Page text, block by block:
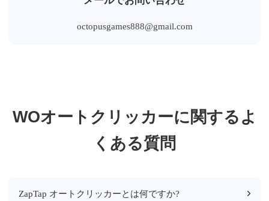
octopusgames888@gmail.com
WOオートクリッカーに関するよ
くある質問
ZapTap オートクリッカーとは何ですか?